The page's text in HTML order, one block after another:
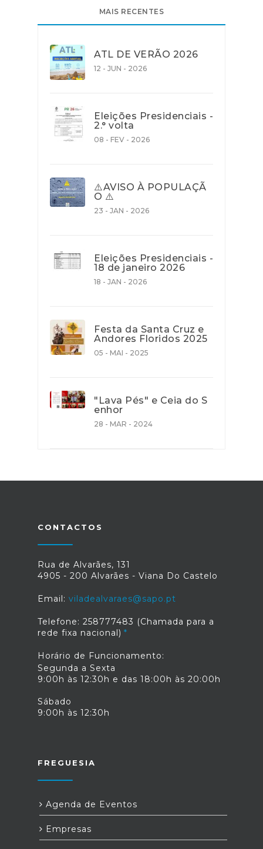
MAIS RECENTES
ATL DE VERÃO 2026
12 - JUN - 2026
Eleições Presidenciais -
2.° volta
08 - FEV - 2026
⚠️AVISO À POPULAÇÃ
O ⚠️
23 - JAN - 2026
Eleições Presidenciais -
18 de janeiro 2026
18 - JAN - 2026
Festa da Santa Cruz e
Andores Floridos 2025
05 - MAI - 2025
"Lava Pés" e Ceia do S
enhor
28 - MAR - 2024
CONTACTOS
Rua de Alvarães, 131
4905 - 200 Alvarães - Viana Do Castelo
Email: viladealvaraes@sapo.pt
Telefone: 258777483 (Chamada para a
rede fixa nacional)
Horário de Funcionamento:
Segunda a Sexta
9:00h às 12:30h e das 18:00h às 20:00h
Sábado
9:00h às 12:30h
FREGUESIA
Agenda de Eventos
Empresas